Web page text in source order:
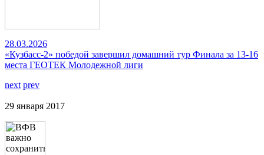
28.03.2026
«Кузбасс-2» победой завершил домашний тур Финала за 13-16
места ГЕОТЕК Молодежной лиги
next prev
29 января 2017